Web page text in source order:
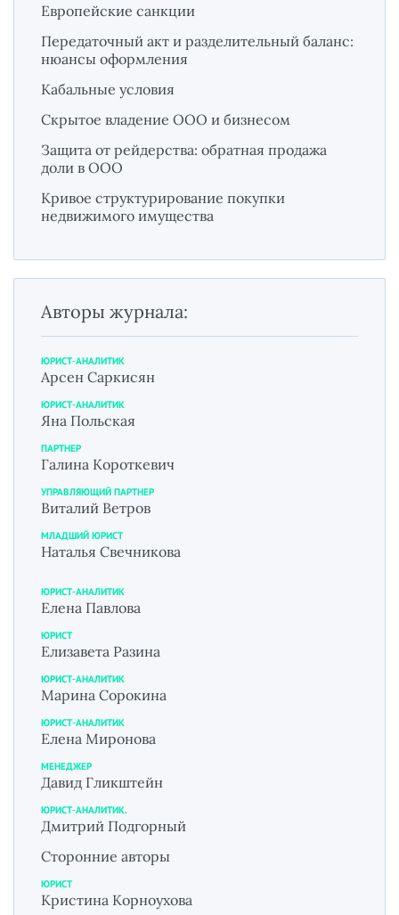
Европейские санкции
Передаточный акт и разделительный баланс:
нюансы оформления
Кабальные условия
Скрытое владение ООО и бизнесом
Защита от рейдерства: обратная продажа
доли в ООО
Кривое структурирование покупки
недвижимого имущества
Авторы журнала:
ЮРИСТ-АНАЛИТИК
Арсен Саркисян
ЮРИСТ-АНАЛИТИК
Яна Польская
ПАРТНЕР
Галина Короткевич
УПРАВЛЯЮЩИЙ ПАРТНЕР
Виталий Ветров
МЛАДШИЙ ЮРИСТ
Наталья Свечникова
ЮРИСТ-АНАЛИТИК
Елена Павлова
ЮРИСТ
Елизавета Разина
ЮРИСТ-АНАЛИТИК
Марина Сорокина
ЮРИСТ-АНАЛИТИК
Елена Миронова
МЕНЕДЖЕР
Давид Гликштейн
ЮРИСТ-АНАЛИТИК.
Дмитрий Подгорный
Сторонние авторы
ЮРИСТ
Кристина Корноухова